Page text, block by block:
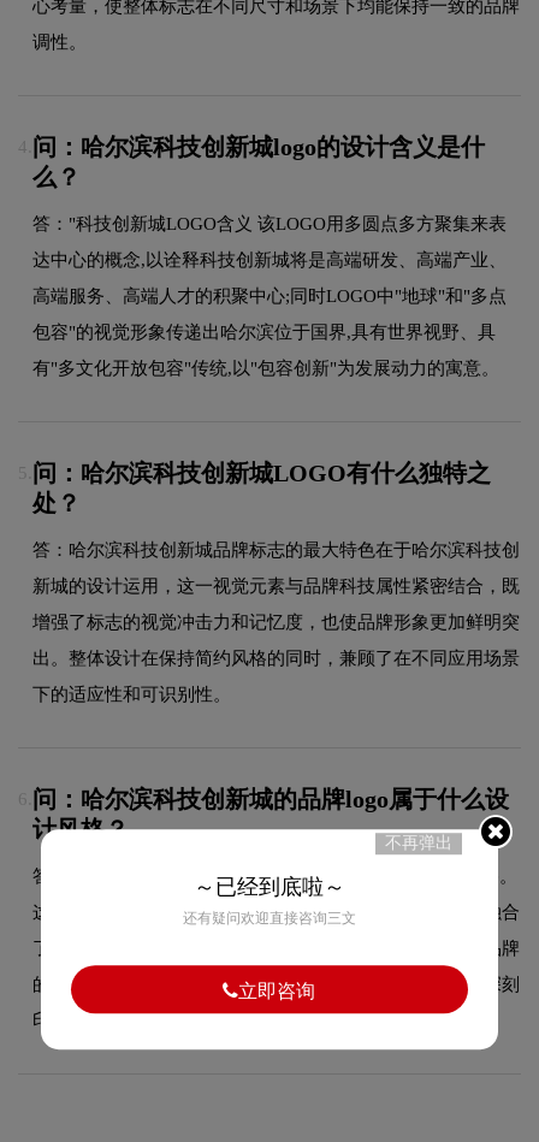
心考量，使整体标志在不同尺寸和场景下均能保持一致的品牌
调性。
4. 问：哈尔滨科技创新城logo的设计含义是什
么？
答："科技创新城LOGO含义 该LOGO用多圆点多方聚集来表
达中心的概念,以诠释科技创新城将是高端研发、高端产业、
高端服务、高端人才的积聚中心;同时LOGO中"地球"和"多点
包容"的视觉形象传递出哈尔滨位于国界,具有世界视野、具
有"多文化开放包容"传统,以"包容创新"为发展动力的寓意。
5. 问：哈尔滨科技创新城LOGO有什么独特之
处？
答：哈尔滨科技创新城品牌标志的最大特色在于哈尔滨科技创
新城的设计运用，这一视觉元素与品牌科技属性紧密结合，既
增强了标志的视觉冲击力和记忆度，也使品牌形象更加鲜明突
出。整体设计在保持简约风格的同时，兼顾了在不同应用场景
下的适应性和可识别性。
6. 问：哈尔滨科技创新城的品牌logo属于什么设
计风格？
答：哈尔滨科技创新城品牌logo整体呈现出简约的设计风格。
这种风格在科技领域具有较好的适用性，设计师在标志中融合
了简约的核心手法，既符合行业的一般审美特征，又突出品牌
的独特个性，能够在众多竞品中脱颖而出，给消费者留下深刻
印象。
不再弹出
～已经到底啦～
还有疑问欢迎直接咨询三文
立即咨询